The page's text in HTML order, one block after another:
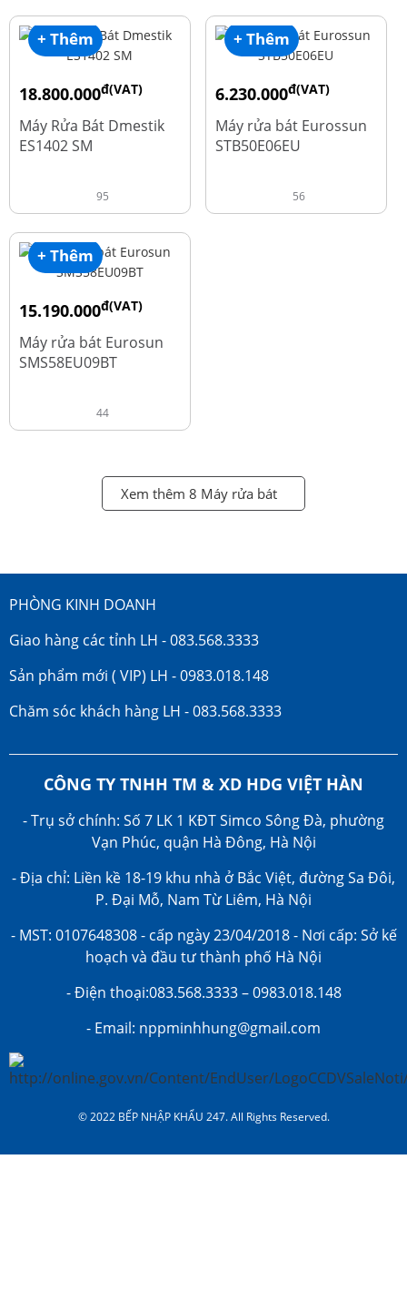
+ Thêm
18.800.000đ(VAT)
23.500.000
Máy Rửa Bát Dmestik
ES1402 SM
95
+ Thêm
6.230.000đ(VAT)
7.790.000
Máy rửa bát Eurossun
STB50E06EU
56
+ Thêm
15.190.000đ(VAT)
18.990.000
Máy rửa bát Eurosun
SMS58EU09BT
44
Xem thêm 8 Máy rửa bát
PHÒNG KINH DOANH
Giao hàng các tỉnh LH - 083.568.3333
Sản phẩm mới ( VIP) LH - 0983.018.148
Chăm sóc khách hàng LH - 083.568.3333
CÔNG TY TNHH TM & XD HDG VIỆT HÀN
- Trụ sở chính: Số 7 LK 1 KĐT Simco Sông Đà, phường
Vạn Phúc, quận Hà Đông, Hà Nội
- Địa chỉ: Liền kề 18-19 khu nhà ở Bắc Việt, đường Sa Đôi,
P. Đại Mỗ, Nam Từ Liêm, Hà Nội
- MST: 0107648308 - cấp ngày 23/04/2018 - Nơi cấp: Sở kế
hoạch và đầu tư thành phố Hà Nội
- Điện thoại:083.568.3333 – 0983.018.148
- Email: nppminhhung@gmail.com
© 2022 BẾP NHẬP KHẨU 247. All Rights Reserved.